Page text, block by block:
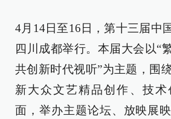
4月14日至16日，第十三届中
四川成都举行。本届大会以“
共创新时代视听”为主题，围
新大众文艺精品创作、技
面，举办主题论坛、放映展